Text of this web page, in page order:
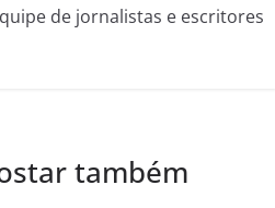
de jornalistas e escritores
também